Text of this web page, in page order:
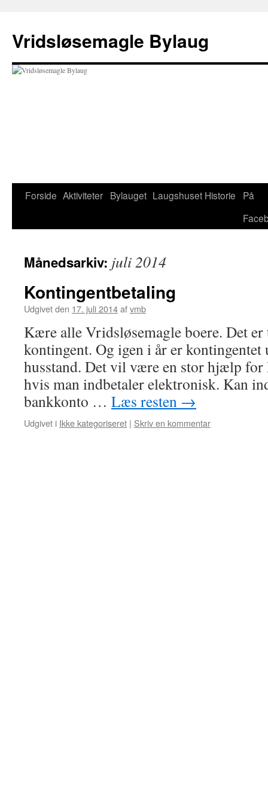
indhold
Vridsløsemagle Bylaug
Forside Aktiviteter Bylauget Laugshuset Historie
På
Månedsarkiv: juli 2014
Kontingentbetaling
Udgivet den 17. juli 2014afvmb
Kære alle Vridsløsemagle boere. Det
kontingent. Og igen i år er
husstand. Det vil være en stor hjælp for
hvis man indbetaler elektronisk. Kan
bankkonto … Læs resten →
Udgivet i Ikke kategoriseret | Skriv en kommentar